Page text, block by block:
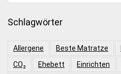
Schlagwörter
Allergene Beste Matratze
CO₂
Ehebett Einrichten